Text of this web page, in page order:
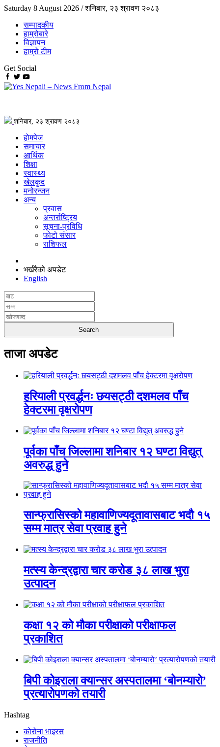
Saturday 8 August 2026 /शनिबार, २३ श्रावण २०८३
सम्पादकीय
हाम्रोबारे
विज्ञापन
हाम्रो टीम
Get Social
शनिबार, २३ श्रावण २०८३
होमपेज
समाचार
आर्थिक
शिक्षा
स्वास्थ्य
खेलकुद
मनोरन्जन
अन्य
प्रवास
अन्तर्राष्ट्रिय
सूचना-प्रविधि
फोटो संसार
राशिफल
भर्खरैको अपडेट
English
ताजा अपडेट
हरियाली प्रवर्द्धनः छयसट्ठी दशमलव पाँच
हेक्टरमा वृक्षरोपण
पूर्वका पाँच जिल्लामा शनिबार १२ घण्टा विद्युत्
अवरुद्ध हुने
सान्फ्रासिस्को महावाणिज्यदूतावासबाट भदौ १५
सम्म मात्र सेवा प्रवाह हुने
मत्स्य केन्द्रद्वारा चार करोड ३८ लाख भुरा
उत्पादन
कक्षा १२ को मौका परीक्षाको परीक्षाफल
प्रकाशित
बिपी कोइराला क्यान्सर अस्पतालमा ‘बोनम्यारो’
प्रत्यारोपणको तयारी
Hashtag
कोरोना भाइरस
राजनीति